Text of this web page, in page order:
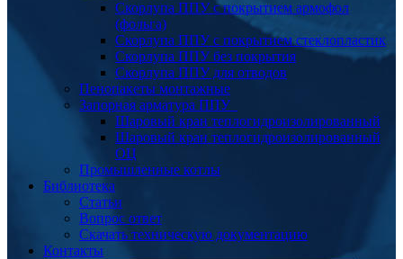
Скорлупа ППУ с покрытием армофол
(фольга)
Скорлупа ППУ с покрытием стеклопластик
Скорлупа ППУ без покрытия
Скорлупа ППУ для отводов
Пенопакеты монтажные
Запорная арматура ППУ
Шаровый кран теплогидроизолированный
Шаровый кран теплогидроизолированный
ОЦ
Промышленные котлы
Библиотека
Статьи
Вопрос ответ
Скачать техническую документацию
Контакты